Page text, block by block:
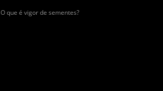
O que é vigor de sementes?